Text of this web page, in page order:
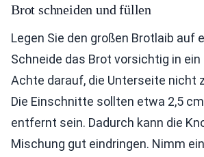
Brot schneiden und füllen
Legen Sie den großen Brotlaib auf
Schneide das Brot vorsichtig in
Achte darauf, die Unterseite nicht
Die Einschnitte sollten etwa 2,5
entfernt sein. Dadurch kann die
Mischung gut eindringen. Nimm